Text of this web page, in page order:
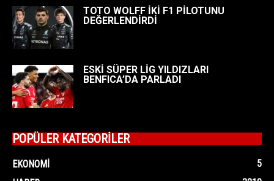
TOTO WOLFF İKİ F1 PİLOTUNU
DEĞERLENDİRDİ
ESKİ SÜPER LİG YILDIZLARI
BENFICA’DA PARLADI
POPÜLER KATEGORİLER
EKONOMI
5